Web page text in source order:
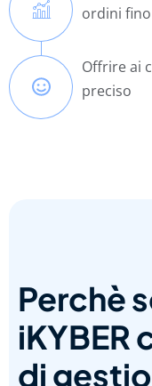
ordini
Offrire ai
preciso
Perchè
di